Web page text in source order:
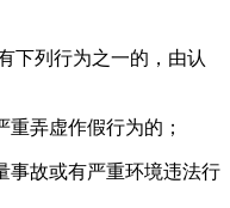
列行为之一的，由认
弄虚作假行为的；
故或有严重环境违法行